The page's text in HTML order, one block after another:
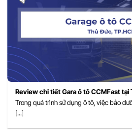
Review chi tiết Gara ô tô CCMFast
Trong quá trình sử dụng ô tô, việc bảo
[...]